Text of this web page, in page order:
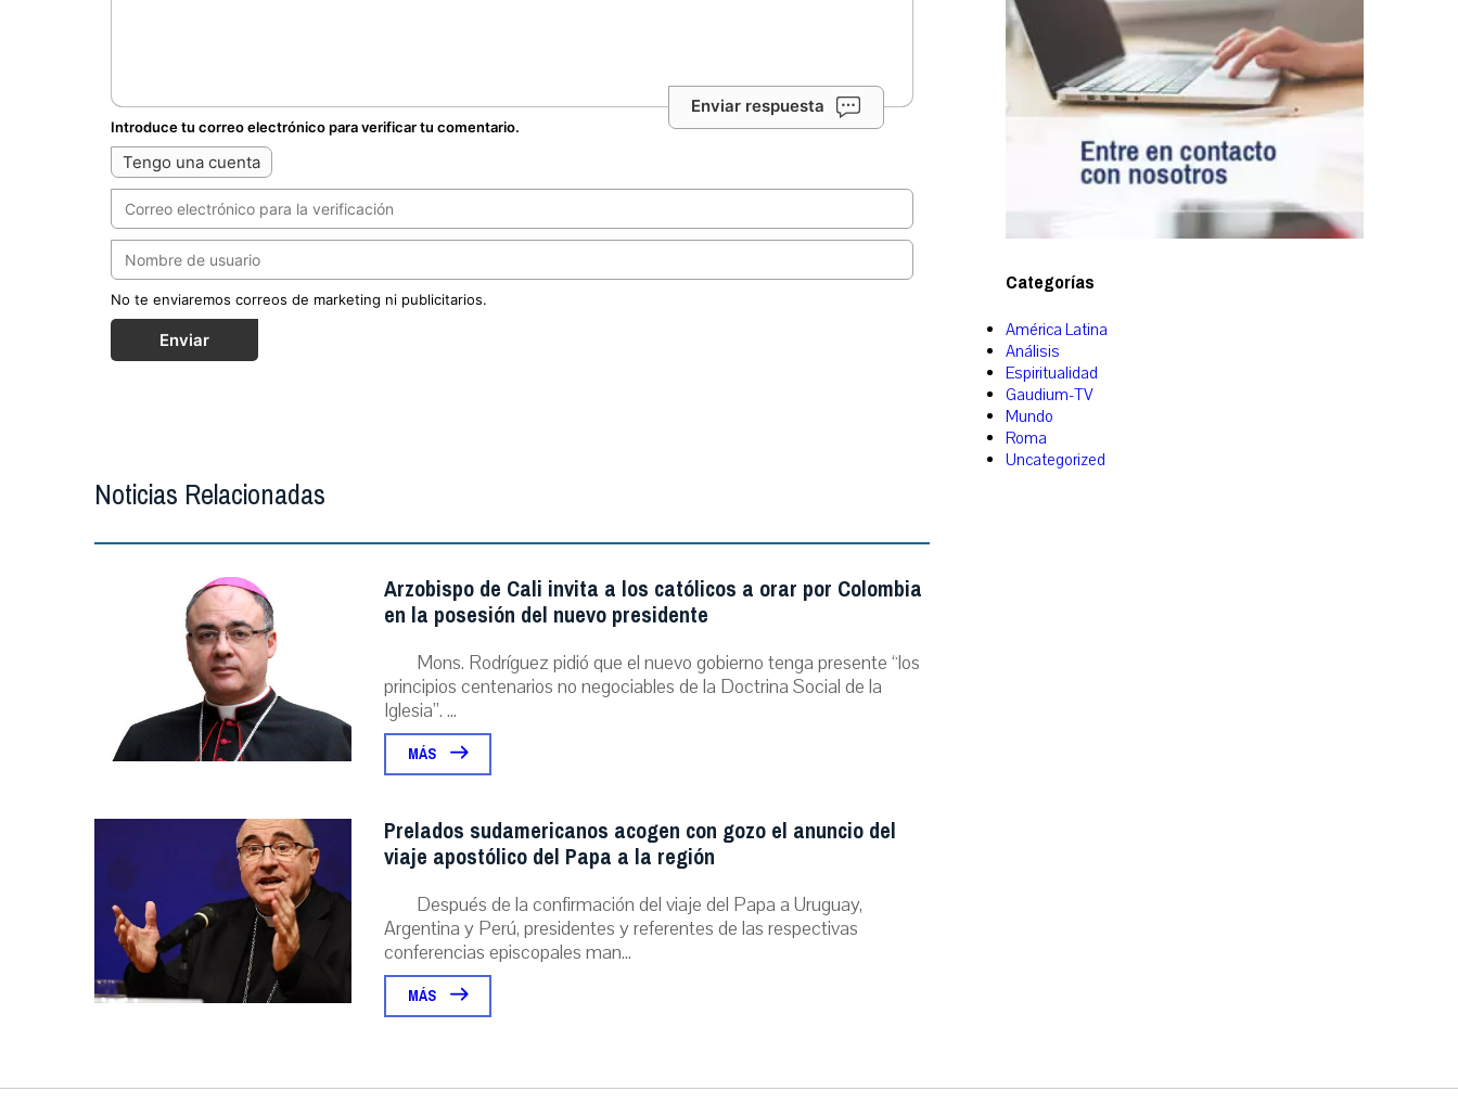
Enviar respuesta
Introduce tu correo electrónico para verificar tu comentario.
Tengo una cuenta
No te enviaremos correos de marketing ni publicitarios.
Enviar
Noticias Relacionadas
Arzobispo de Cali invita a los católicos a orar por Colombia
en la posesión del nuevo presidente
Mons. Rodríguez pidió que el nuevo gobierno tenga presente “los
principios centenarios no negociables de la Doctrina Social de la
Iglesia”. ...
MÁS
Prelados sudamericanos acogen con gozo el anuncio del
viaje apostólico del Papa a la región
Después de la confirmación del viaje del Papa a Uruguay,
Argentina y Perú, presidentes y referentes de las respectivas
conferencias episcopales man...
MÁS
Categorías
América Latina
Análisis
Espiritualidad
Gaudium-TV
Mundo
Roma
Uncategorized